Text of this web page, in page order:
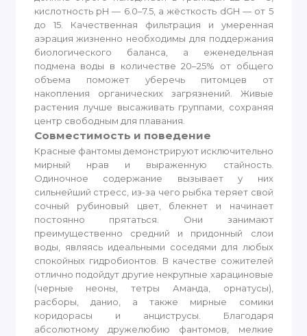
кислотность pH — 6.0–7.5, а жёсткость dGH — от 5
до 15. Качественная фильтрация и умеренная
аэрация жизненно необходимы для поддержания
биологического баланса, а еженедельная
подмена воды в количестве 20–25% от общего
объема поможет уберечь питомцев от
накопления органических загрязнений. Живые
растения лучше высаживать группами, сохраняя
центр свободным для плавания.
Совместимость и поведение
Красные фантомы демонстрируют исключительно
мирный нрав и выраженную стайность.
Одиночное содержание вызывает у них
сильнейший стресс, из-за чего рыбка теряет свой
сочный рубиновый цвет, блекнет и начинает
постоянно прятаться. Они занимают
преимущественно средний и придонный слои
воды, являясь идеальными соседями для любых
спокойных гидробионтов. В качестве сожителей
отлично подойдут другие некрупные харациновые
(черные неоны, тетры Аманда, орнатусы),
расборы, данио, а также мирные сомики
коридорасы и анциструсы. Благодаря
абсолютному дружелюбию фантомов, мелкие